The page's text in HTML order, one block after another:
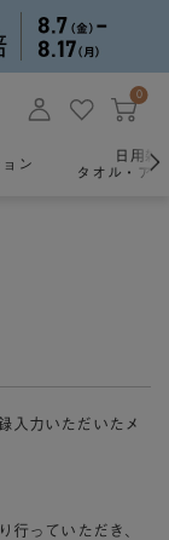
0
ン
日用雑
タオル・ア
入力いただいたメ
行っていただき、